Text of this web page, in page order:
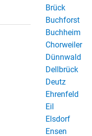
Brück
Buchforst
Buchheim
Chorweiler
Dünnwald
Dellbrück
Deutz
Ehrenfeld
Eil
Elsdorf
Ensen